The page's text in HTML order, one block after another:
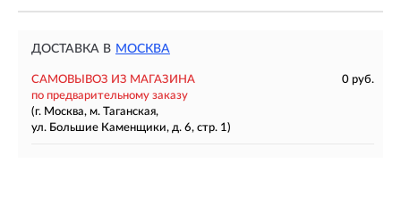
ДОСТАВКА В МОСКВА
САМОВЫВОЗ ИЗ МАГАЗИНА
0 руб.
по предварительному заказу
(г. Москва, м. Таганская,
ул. Большие Каменщики, д. 6, стр. 1)